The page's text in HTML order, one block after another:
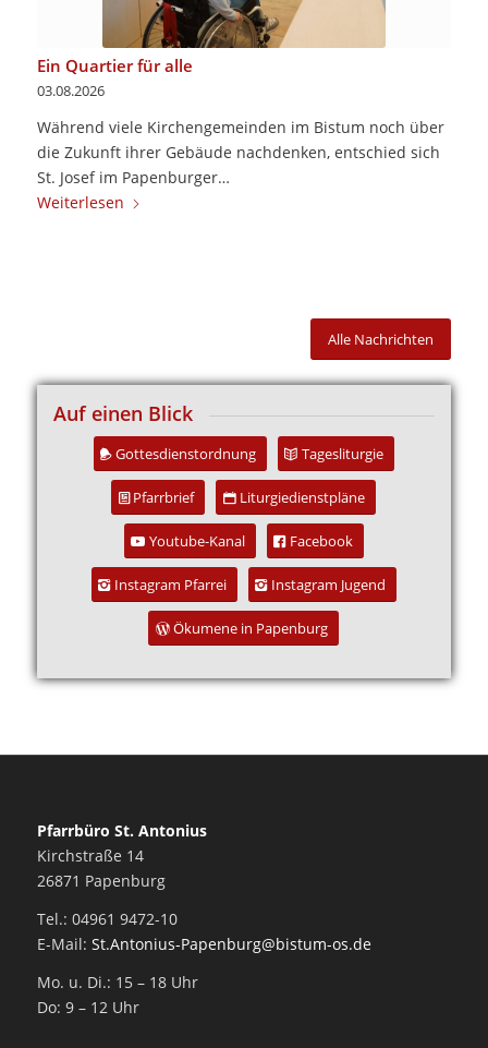
Ein Quartier für alle
03.08.2026
Während viele Kirchengemeinden im Bistum noch über
die Zukunft ihrer Gebäude nachdenken, entschied sich
St. Josef im Papenburger…
Weiterlesen
Alle Nachrichten
Auf einen Blick
Gottesdienstordnung Tagesliturgie
Pfarrbrief Liturgiedienstpläne
Youtube-Kanal Facebook
Instagram Pfarrei Instagram Jugend
Ökumene in Papenburg
Pfarrbüro St. Antonius
Kirchstraße 14
26871 Papenburg
Tel.: 04961 9472-10
E-Mail: St.Antonius-Papenburg@bistum-os.de
Mo. u. Di.: 15 – 18 Uhr
Do: 9 – 12 Uhr